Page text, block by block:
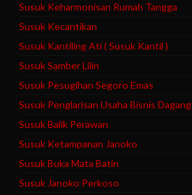
Susuk Keharmonisan Rumah Tangga
Susuk Kecantikan
Susuk Kantiling Ati ( Susuk Kantil )
Susuk Samber Lilin
Susuk Pesugihan Segoro Emas
Susuk Penglarisan Usaha Bisnis Dagang
Susuk Balik Perawan
Susuk Ketampanan Janoko
Susuk Buka Mata Batin
Susuk Janoko Perkoso